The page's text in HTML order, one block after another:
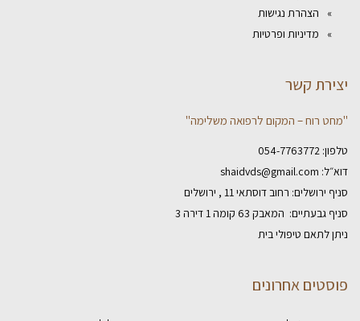
הצהרת נגישות
מדיניות ופרטיות
יצירת קשר
"מחט רוח – המקום לרפואה משלימה"
טלפון: 054-7763772
דוא״ל: shaidvds@gmail.com
סניף ירושלים: רחוב דוסתאי 11 , ירושלים
סניף גבעתיים: המאבק 63 קומה 1 דירה 3
ניתן לתאם טיפולי בית
פוסטים אחרונים